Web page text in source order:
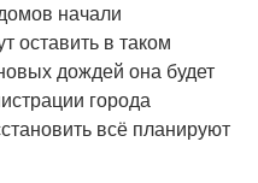
начали
оставить в таком
дождей она будет
города
всё планируют